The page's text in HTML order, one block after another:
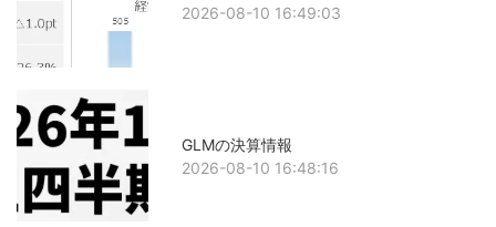
2026-08-10 16:49:03
GLMの決算情報
2026-08-10 16:48:16